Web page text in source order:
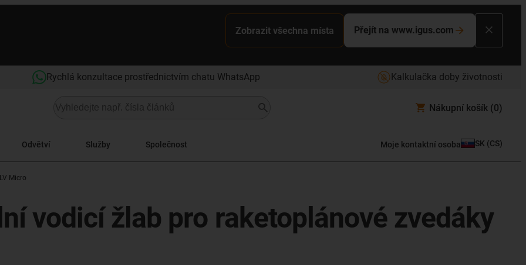
Zobrazit všechna místa Přejít na www.igus.com
Rychlá konzultace prostřednictvím chatu WhatsApp Kalkulačka doby životnosti
Nákupní košík (0)
Odvětví Služby Společnost Moje kontaktní osoba SK (CS)
Micro
vodicí žlab pro raketoplánové zvedáky